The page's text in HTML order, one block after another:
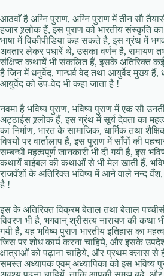
आठवाँ है अग्नि पुराण, अग्नि पुराण में तीन सौ
हजार श्र्लोक हैं, इस पुराण को भारतीय संस्कृति
भाषा में विकीपीडिया कह सकते है, इस ग्रंथ में
अवतार लेकर पधारें थे, उसका वर्णन है, रामायण
संक्षिप्त कथायें भी संकलित हैं, इसके अतिरिक्त कई
है जिन में धनुर्वेद, गान्धर्व वेद तथा आयुर्वेद मुख्य हैं,
आयुर्वेद को उप-वेद भी कहा जाता है !
नवमा है भविष्य पुराण, भविष्य पुराण में एक सौ
अट्ठाईस श्र्लोक हैं, इस ग्रंथ में सूर्य देवता का
का निर्माण, भारत के सामाजिक, धार्मिक तथा
विषयों पर वार्तालाप है, इस पुराण में साँपों की
सम्बन्धी महत्वपूर्ण जानकारी भी दी गयी है, इस
कथायें बाईबल की कथाओं से भी मेल खाती हैं,
राजवँशों के अतिरिक्त भविष्य में आने वाले नन्द वँश,
है !
इस के अतिरिक्त विक्रम बेताल तथा बेताल
विवरण भी है, भगवान् श्रीसत्य नारायण की कथा
गयी है, यह भविष्य पुराण भारतीय इतिहास का
जिस पर शोध कार्य करना चाहिये, और इसके
क्षात्राओं को पढ़ाना चाहिये, और प्रथम क्लास से
समस्त अध्यापक एवम् अध्यापिका को इस भविष्य